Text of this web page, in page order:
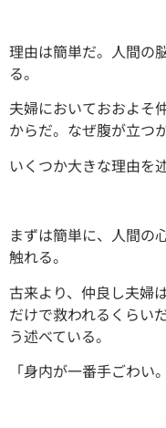
理由は簡単だ。人間の
る。
夫婦においておおよそ
からだ。なぜ腹が立つ
いくつか大きな理由を
まずは簡単に、人間の
触れる。
古来より、仲良し夫婦
だけで救われるくらい
う述べている。
「身内が一番手ごわい